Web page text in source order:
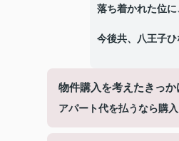
落ち着かれた位に
今後共、八王子ひ
物件購入を考えたきっか
アパート代を払うなら購